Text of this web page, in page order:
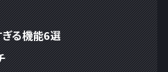
る機能6選